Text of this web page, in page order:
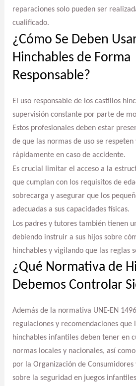
reparaciones solo pueden ser
cualificado.
¿Cómo Se Deben
Hinchables de Forma
Responsable?
El uso responsable de los castillos
supervisión constante por parte de
Estos profesionales deben estar
de que las normas de uso se
rápidamente en caso de accidente.
Es crucial limitar el acceso a la
que cumplan con los requisitos de
sobrecarga y asegurar que los
adecuadas a sus capacidades físicas.
Los padres y tutores también tienen
debiendo instruir a sus hijos sobre
hinchables y vigilando que las reglas
¿Qué Normativa de
Debemos Controlar
Además de la normativa UNE-EN
regulaciones y recomendaciones que
hinchables infantiles deben tener en
normas locales y nacionales, así
por la Organización de Consumidores
sobre la seguridad en juegos